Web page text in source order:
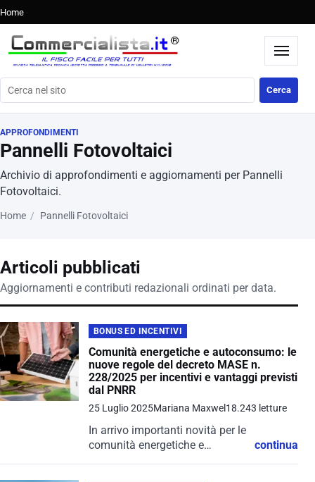
Home
Cerca nel sito Cerca
APPROFONDIMENTI
Pannelli Fotovoltaici
Archivio di approfondimenti e aggiornamenti per Pannelli
Fotovoltaici.
Home Pannelli Fotovoltaici
Articoli pubblicati
Aggiornamenti e contributi redazionali ordinati per data.
BONUS ED INCENTIVI
Comunità energetiche e autoconsumo: le
nuove regole del decreto MASE n.
228/2025 per incentivi e vantaggi previsti
dal PNRR
25 Luglio 2025Mariana Maxwel 18.243 letture
In arrivo importanti novità per le
comunità energetiche e
continua